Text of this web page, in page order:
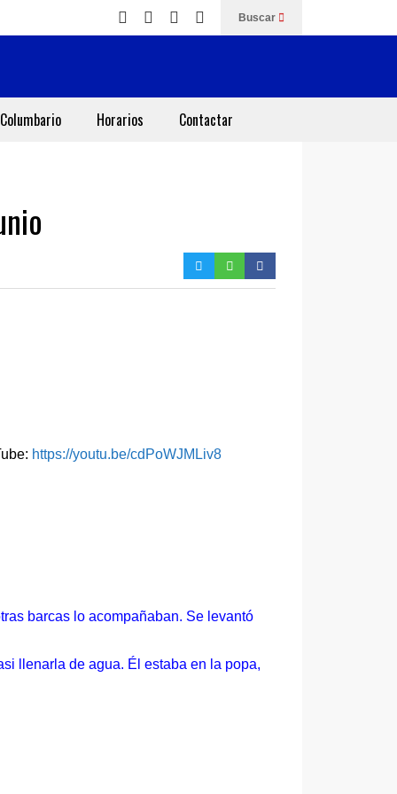
Buscar
Columbario Horarios Contactar
https://youtu.be/cdPoWJMLiv8
barcas lo acompañaban. Se levantó
llenarla de agua. Él estaba en la popa,